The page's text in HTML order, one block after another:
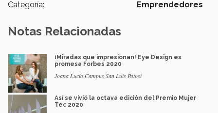
Categoría: Emprendedores
Notas Relacionadas
¡Miradas que impresionan! Eye Design es
promesa Forbes 2020
Joana Lucio|Campus San Luis Potosí
Así se vivió la octava edición del Premio Mujer
Tec 2020